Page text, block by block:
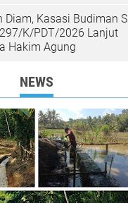
Diam, Kasasi Budiman S
K/PDT/2026 Lanjut
Hakim Agung
NEWS